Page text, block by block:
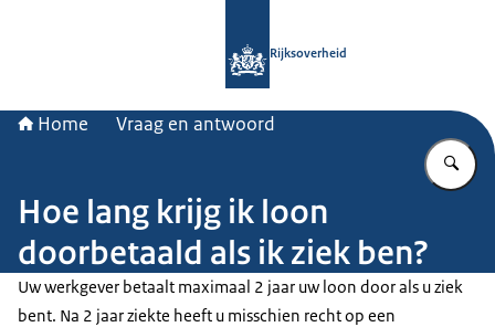
Rijksoverheid
Home Vraag en antwoord
Hoe lang krijg ik loon
doorbetaald als ik ziek ben?
Uw werkgever betaalt maximaal 2 jaar uw loon door als u ziek
bent. Na 2 jaar ziekte heeft u misschien recht op een